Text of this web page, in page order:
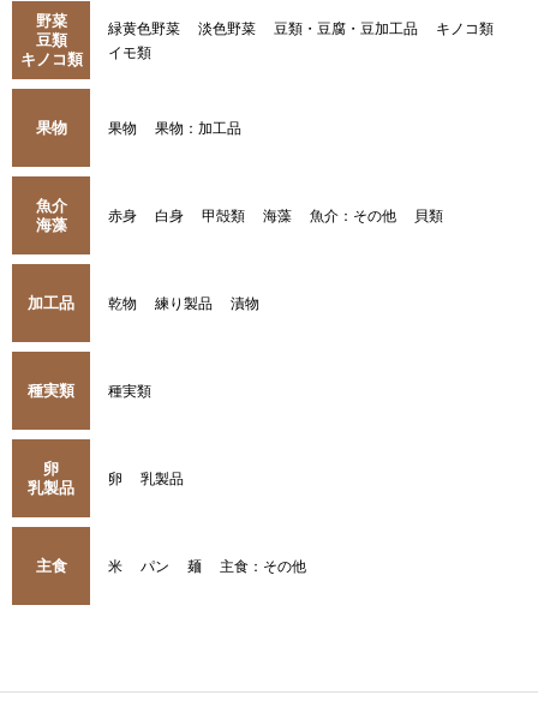
野菜
豆類
キノコ類
緑黄色野菜 淡色野菜 豆類・豆腐・豆加工品
キノコ類
イモ類
果物 果物 果物：加工品
魚介
海藻
赤身 白身 甲殻類 海藻 魚介：その他 貝類
加工品 乾物 練り製品 漬物
種実類 種実類
卵
乳製品
卵 乳製品
主食 米 パン 麺 主食：その他